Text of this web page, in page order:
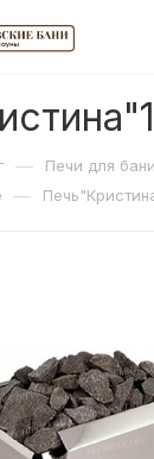
— Печи для бани
—